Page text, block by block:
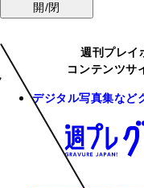
開/閉
週刊プレイ
コンテンツサ
デジタル写真集など